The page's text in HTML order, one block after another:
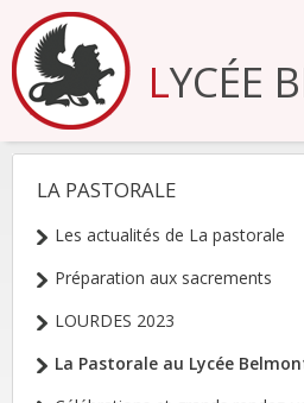
Aller
au
contenu.
|
Aller
LYCÉE
NAVIGATION
LA PASTORALE
Les actualités de La pastorale
Préparation aux sacrements
LOURDES 2023
La Pastorale au Lycée